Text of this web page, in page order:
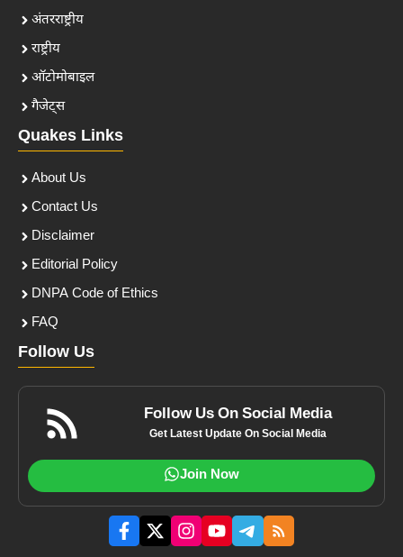
अंतरराष्ट्रीय
राष्ट्रीय
ऑटोमोबाइल
गैजेट्स
Quakes Links
About Us
Contact Us
Disclaimer
Editorial Policy
DNPA Code of Ethics
FAQ
Follow Us
Follow Us On Social Media
Get Latest Update On Social Media
Join Now